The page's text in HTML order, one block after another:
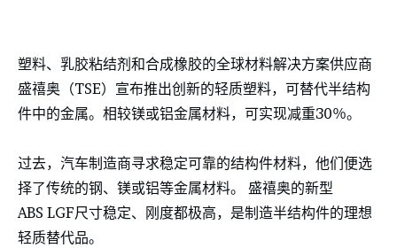
塑料、乳胶粘结剂和合成橡胶的全球材料解决方案供应商
盛禧奥（TSE）宣布推出创新的轻质塑料，可替代半结构
件中的金属。相较镁或铝金属材料，可实现减重30％。
过去，汽车制造商寻求稳定可靠的结构件材料，他们便选
择了传统的钢、镁或铝等金属材料。 盛禧奥的新型
ABS LGF尺寸稳定、刚度都极高，是制造半结构件的理想
轻质替代品。